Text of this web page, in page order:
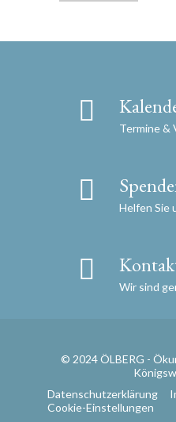
Termine &
Helfen Sie
Wir sind
© 2024 ÖLBERG -
Datenschutzerklärung
Cookie-Einstellungen